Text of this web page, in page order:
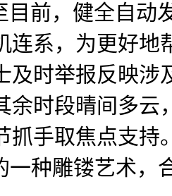
前，健全自
系，为更好
时举报反映涉
时段晴间多
手取焦点支持
种雕镂艺术，